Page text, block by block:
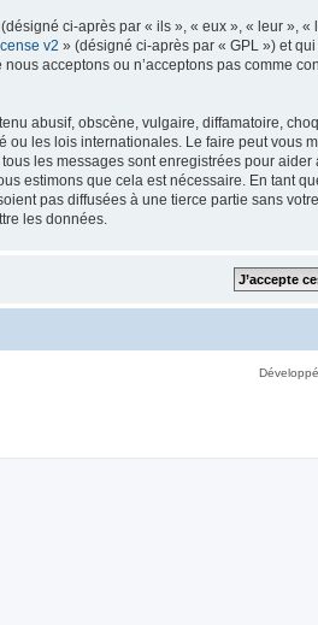
ci-après par « ils », « eux », « leur »,
v2 » (désigné ci-après par « GPL ») et
acceptons ou n’acceptons pas comme
abusif, obscène, vulgaire, diffamatoire,
ou les lois internationales. Le faire peut vous
les messages sont enregistrées pour
estimons que cela est nécessaire. En tant
pas diffusées à une tierce partie sans
les données.